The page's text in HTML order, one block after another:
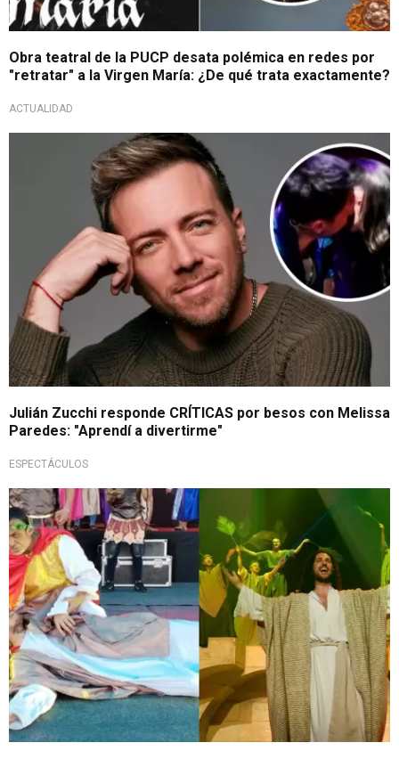
Obra teatral de la PUCP desata polémica en redes por
"retratar" a la Virgen María: ¿De qué trata exactamente?
ACTUALIDAD
¿Molestó al 'Activador'?
Julián Zucchi responde CRÍTICAS por besos con Melissa
Paredes: "Aprendí a divertirme"
ESPECTÁCULOS
Alucinante